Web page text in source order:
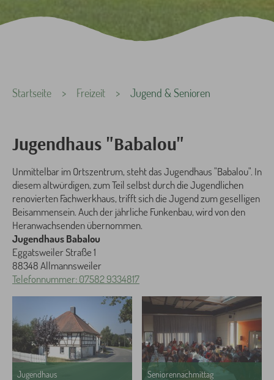
Startseite Freizeit Jugend & Senioren
Jugendhaus Seniorennachmittag
Jugendhaus "Babalou"
Unmittelbar im Ortszentrum, steht das Jugendhaus "Babalou". In
diesem altwürdigen, zum Teil selbst durch die Jugendlichen
renovierten Fachwerkhaus, trifft sich die Jugend zum geselligen
Beisammensein. Auch der jährliche Funkenbau, wird von den
Heranwachsenden übernommen.
Jugendhaus Babalou
Eggatsweiler Straße 1
88348 Allmannsweiler
Telefonnummer: 07582 9334817